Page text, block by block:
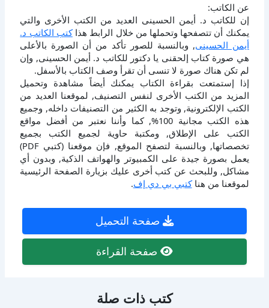
عن الكاتب:
إن للكاتب د. أيمن الحسينى العديد من الكتب الأخرى والتي
يمكنك أن تتصفحها وتحملها من خلال الرابط هذاكتب الكاتب د.
أيمن الحسينى, وبالنسبة للصور تأكد من أن الصورة بالأعلى
هي صورة كتاب إلحقنى يا دكتور للكاتب د. أيمن الحسينى, وإن
لم تكن هناك صورة لا تنسى أن تقرأ وصف الكتاب بالأسفل.
إذا إستمتعت بقراءة الكتاب يمكنك أيضاً مشاهدة وتحميل
المزيد من الكتب الأخرى لنفس التصنيف, لموقعنا العديد من
الكتب الإلكترونية, وتوجد به الكثير من التصنيفات داخله, وجميع
هذه الكتب مجانية 100%, كما وأننا نعتبر من أفضل مواقع
الكتب على الإطلاق, ومكتبة حاوية لجميع الكتب بجميع
تخصصاتها, وبالنسبة لتصفح الموقع, فإن موقعنا (كتبي PDF)
يعمل بصورة جيدة على الكمبيوتر والهواتف الذكية, وبدون أي
مشاكل, وللبحث عن كتب أخرى عليك بزيارة الصفحة الرئيسية
لموقعنا من هناكتبي بي دي إف.
صفحة التحميل
صفحة القراءة
كتب ذات صلة